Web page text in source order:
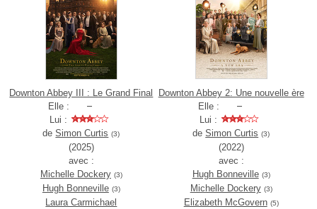
Downton Abbey III : Le Grand Final
Elle :
Lui :
deSimon Curtis (3)
(2025)
avec :
Michelle Dockery (3)
Hugh Bonneville (3)
Laura Carmichael
Downton Abbey 2: Une nouvelle ère
Elle :
Lui :
deSimon Curtis (3)
(2022)
avec :
Hugh Bonneville (3)
Michelle Dockery (3)
Elizabeth McGovern (5)